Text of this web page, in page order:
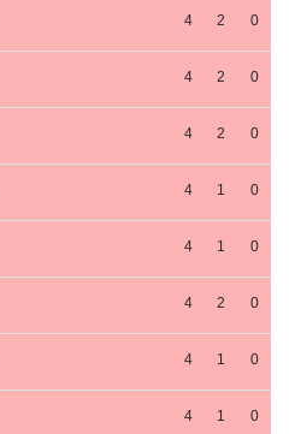
4 2 0
4 2 0
4 2 0
4 1 0
4 1 0
4 2 0
4 1 0
4 1 0